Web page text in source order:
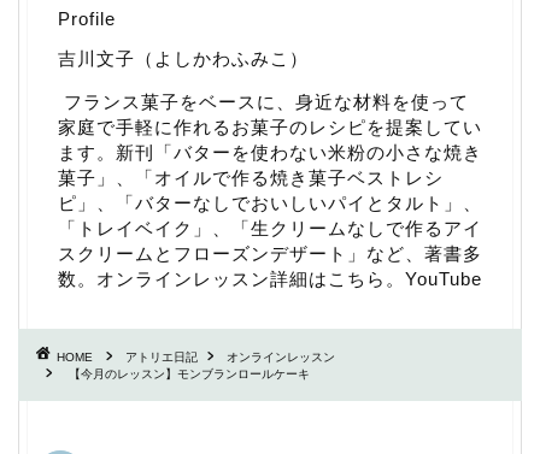
Profile
吉川文子（よしかわふみこ）
フランス菓子をベースに、身近な材料を使って
家庭で手軽に作れるお菓子のレシピを提案してい
ます。新刊「バターを使わない米粉の小さな焼き
菓子 」、「オイルで作る焼き菓子ベストレシ
ピ 」、「バターなしでおいしいパイとタルト 」、
「 トレイベイク 」、「生クリームなしで作るアイ
スクリームとフローズンデザート 」など、著書多
数。 オンラインレッスン詳細はこちら 。 YouTube
HOME アトリエ日記
オンラインレッスン
【今月のレッスン】モンブランロールケーキ